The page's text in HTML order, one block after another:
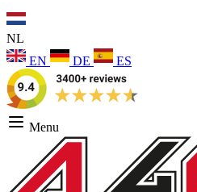
NL
EN
DE ES
Menu